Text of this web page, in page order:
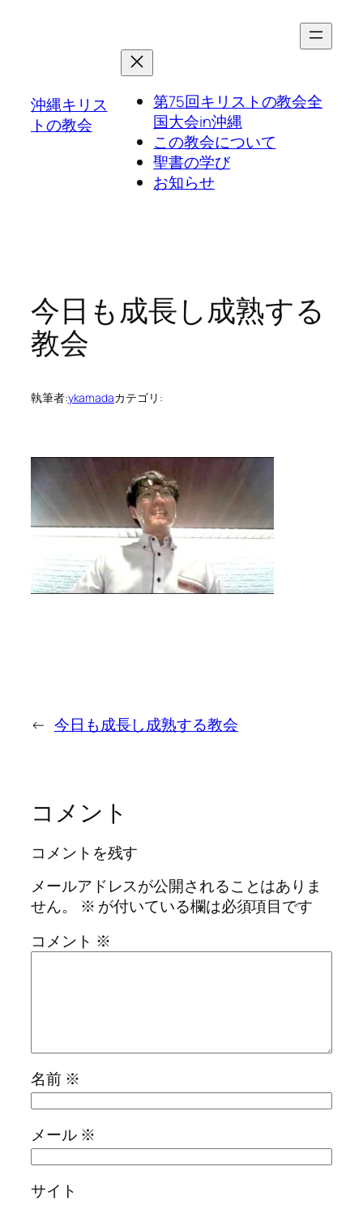
沖縄キリス
トの教会
第75回キリストの教会全
国大会in沖縄
この教会について
聖書の学び
お知らせ
今日も成長し成熟する
教会
執筆者:ykamadaカテゴリ:
← 今日も成長し成熟する教会
コメント
コメントを残す
メールアドレスが公開されることはありま
せん。
※ が付いている欄は必須項目です
コメント ※
名前 ※
メール ※
サイト